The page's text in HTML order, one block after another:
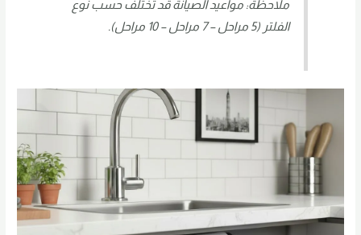
ملاحظة: مواعيد الصيانة قد تختلف حسب نوع
الفلتر (5 مراحل – 7 مراحل – 10 مراحل).